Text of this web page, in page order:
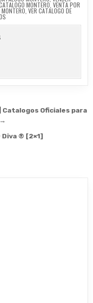
MONTERO, VENTA POR
VER CATALOGO DE
Catalogos Oficiales para
® [2×1]